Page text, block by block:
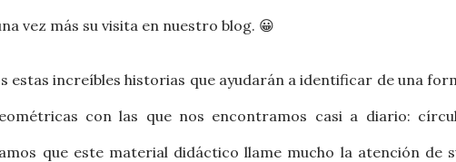
vez más su visita en nuestro blog. 😀
estas increíbles historias que ayudarán a identificar de una
con las que nos encontramos casi a diario:
que este material didáctico llame mucho la atención de